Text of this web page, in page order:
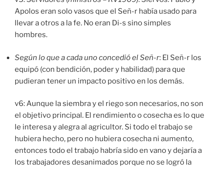
Apolos eran solo vasos que el Señ-r había usado para
llevar a otros a la fe. No eran Di-s sino simples
hombres.
Según lo que a cada uno concedió el Señ-r: El Señ-r los
equipó (con bendición, poder y habilidad) para que
pudieran tener un impacto positivo en los demás.
v6: Aunque la siembra y el riego son necesarios, no son
el objetivo principal. El rendimiento o cosecha es lo que
le interesa y alegra al agricultor. Si todo el trabajo se
hubiera hecho, pero no hubiera cosecha ni aumento,
entonces todo el trabajo habría sido en vano y dejaría a
los trabajadores desanimados porque no se logró la